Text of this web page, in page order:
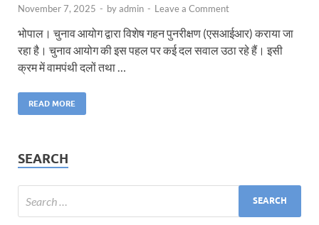
November 7, 2025 - byadmin - Leave a Comment
भोपाल। चुनाव आयोग द्वारा विशेष गहन पुनरीक्षण (एसआईआर) कराया जा
रहा है। चुनाव आयोग की इस पहल पर कई दल सवाल उठा रहे हैं। इसी
क्रम में वामपंथी दलों तथा …
READ MORE
SEARCH